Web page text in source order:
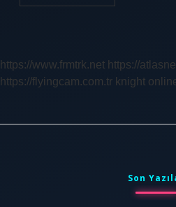
Nedir
https://www.frmtrk.net https://
https://flyingcam.com.tr knight
Son